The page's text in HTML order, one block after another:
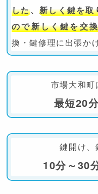
した、新しく鍵を取
ので新しく鍵を交
換・鍵修理に出張か
市場大和
最短20
鍵開け、
10分～30